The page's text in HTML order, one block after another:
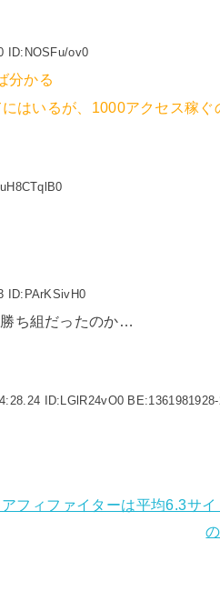
ID:NOSFu/ov0
分かる
はいるが、1000アクセス稼ぐ
ID:PArKSivH0
ち組だったのか…
ID:LGlR24vO0
フィファイターは平均6.3サ